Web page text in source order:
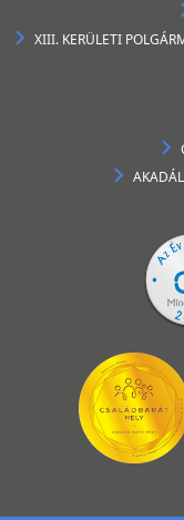
XIII. KERÜLETI